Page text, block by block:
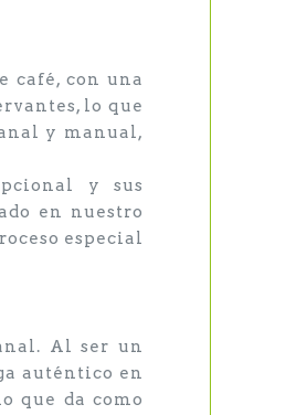
café, con una
lo que
y manual,
y sus
en nuestro
especial
Al ser un
auténtico en
que da como